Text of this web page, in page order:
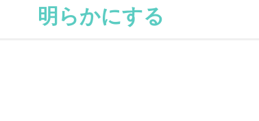
明らかにする